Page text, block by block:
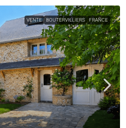
VENTE BOUTERVILLIERS FRANCE